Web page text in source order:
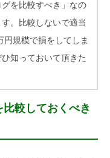
グを比較すべき」なの
。比較しないで適当
規模で損をしてしま
知っておいて頂きた
較しておくべき